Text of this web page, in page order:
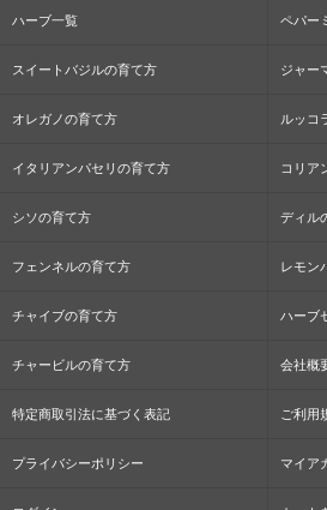
ハーブ一覧 ペパー
スイートバジルの育て方 ジャー
オレガノの育て方 ルッコ
イタリアンパセリの育て方 コリア
シソの育て方 ディル
フェンネルの育て方 レモン
チャイブの育て方 ハーブ
チャービルの育て方 会社概
特定商取引法に基づく表記 ご利用
プライバシーポリシー マイア